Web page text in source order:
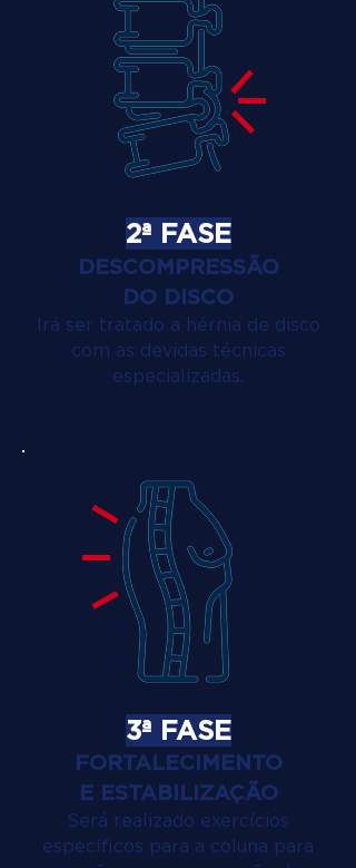
2ª FASE
DESCOMPRESSÃO
DO DISCO
Irá ser tratado a hérnia de disco
com as devidas técnicas
especializadas.
3ª FASE
FORTALECIMENTO
E ESTABILIZAÇÃO
Será realizado exercícios
específicos para a coluna para